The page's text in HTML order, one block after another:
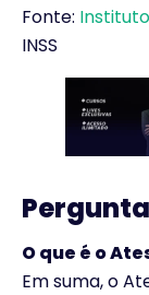
Fonte:
INSS
O que é o
Em suma, o